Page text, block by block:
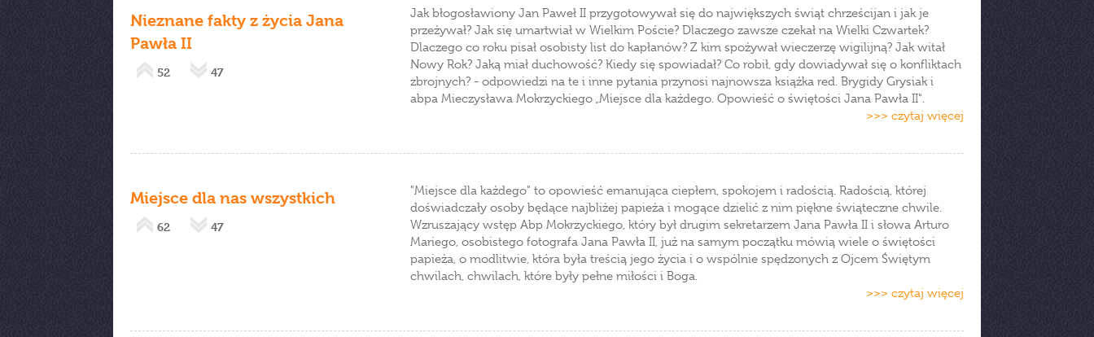
Nieznane fakty z życia Jana
Pawła II
52 47
Jak błogosławiony Jan Paweł II przygotowywał się do największych świąt chrześcijan i jak je
przeżywał? Jak się umartwiał w Wielkim Poście? Dlaczego zawsze czekał na Wielki Czwartek?
Dlaczego co roku pisał osobisty list do kapłanów? Z kim spożywał wieczerzę wigilijną? Jak witał
Nowy Rok? Jaką miał duchowość? Kiedy się spowiadał? Co robił, gdy dowiadywał się o konfliktach
zbrojnych? - odpowiedzi na te i inne pytania przynosi najnowsza książka red. Brygidy Grysiak i
abpa Mieczysława Mokrzyckiego „Miejsce dla każdego. Opowieść o świętości Jana Pawła II".
>>> czytaj więcej
Miejsce dla nas wszystkich
62 47
"Miejsce dla każdego" to opowieść emanująca ciepłem, spokojem i radością. Radością, której
doświadczały osoby będące najbliżej papieża i mogące dzielić z nim piękne świąteczne chwile.
Wzruszający wstęp Abp Mokrzyckiego, który był drugim sekretarzem Jana Pawła II i słowa Arturo
Mariego, osobistego fotografa Jana Pawła II, już na samym początku mówią wiele o świętości
papieża, o modlitwie, która była treścią jego życia i o wspólnie spędzonych z Ojcem Świętym
chwilach, chwilach, które były pełne miłości i Boga.
>>> czytaj więcej